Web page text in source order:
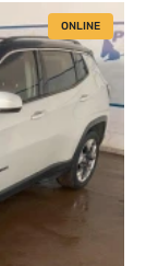
ONLINE